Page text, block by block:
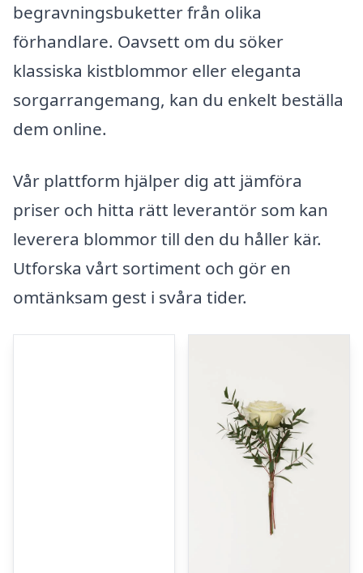
begravningsbuketter från olika
förhandlare. Oavsett om du söker
klassiska kistblommor eller eleganta
sorgarrangemang, kan du enkelt beställa
dem online.
Vår plattform hjälper dig att jämföra
priser och hitta rätt leverantör som kan
leverera blommor till den du håller kär.
Utforska vårt sortiment och gör en
omtänksam gest i svåra tider.